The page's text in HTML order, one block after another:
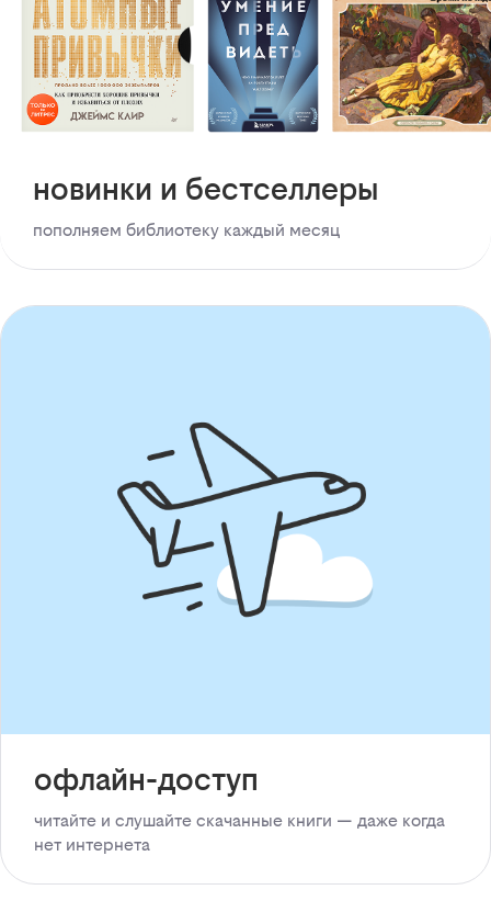
новинки и бестселлеры
пополняем библиотеку каждый месяц
офлайн-доступ
читайте и слушайте скачанные книги — даже когда
нет интернета